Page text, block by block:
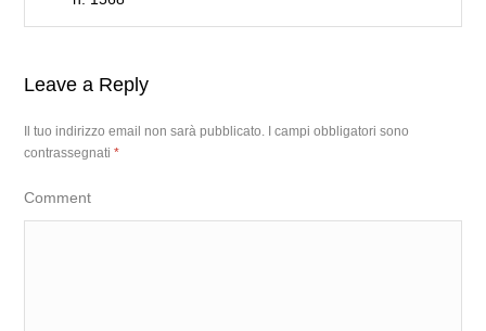
Leave a Reply
Il tuo indirizzo email non sarà pubblicato.
I campi obbligatori sono
contrassegnati*
Comment